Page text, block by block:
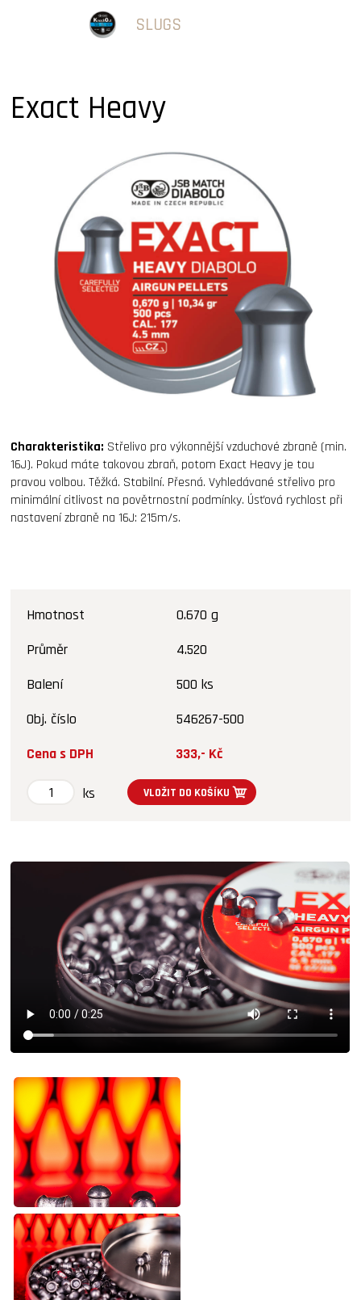
SLUGS
Exact Heavy
Charakteristika: Střelivo pro výkonnější vzduchové zbraně (min.
16J). Pokud máte takovou zbraň, potom Exact Heavy je tou
pravou volbou. Těžká. Stabilní. Přesná. Vyhledávané střelivo pro
minimální citlivost na povětrnostní podmínky. Úsťová rychlost při
nastavení zbraně na 16J: 215m/s.
Hmotnost
0.670 g
Průměr
4.520
Balení
500 ks
Obj. číslo
546267-500
Cena s DPH
333,- Kč
ks